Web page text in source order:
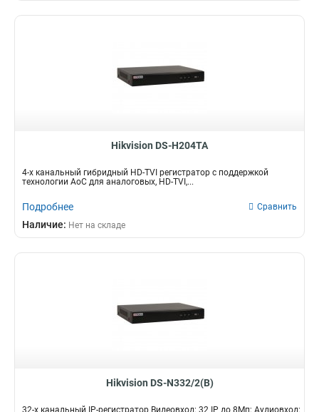
Hikvision DS-H204TA
4-х канальный гибридный HD-TVI регистратор с поддержкой
технологии AoC для аналоговых, HD-TVI,...
Подробнее Сравнить
Наличие: Нет на складе
Hikvision DS-N332/2(B)
32-х канальный IP-регистратор Видеовход: 32 IP до 8Мп; Аудиовход: